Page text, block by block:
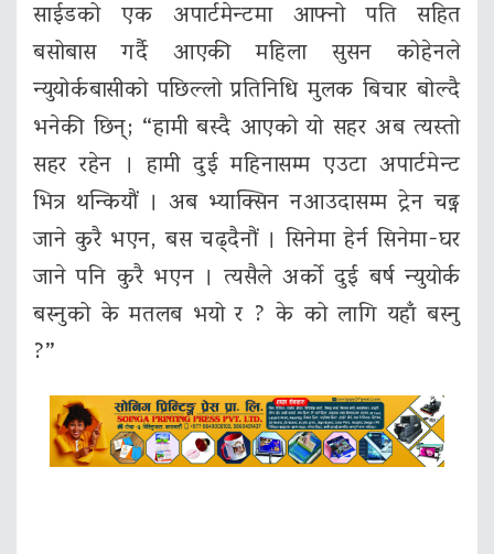
साईडको एक अपार्टमेन्टमा आफ्नो पति सहित
बसोबास गर्दै आएकी महिला सुसन कोहेनले
न्युयोर्कबासीको पछिल्लो प्रतिनिधि मुलक बिचार बोल्दै
भनेकी छिन्; “हामी बस्दै आएको यो सहर अब त्यस्तो
सहर रहेन । हामी दुई महिनासम्म एउटा अपार्टमेन्ट
भित्र थन्कियौं । अब भ्याक्सिन नआउदासम्म ट्रेन चढ्न
जाने कुरै भएन, बस चढ्दैनौं । सिनेमा हेर्न सिनेमा-घर
जाने पनि कुरै भएन । त्यसैले अर्को दुई बर्ष न्युयोर्क
बस्नुको के मतलब भयो र ? के को लागि यहाँ बस्नु
?”